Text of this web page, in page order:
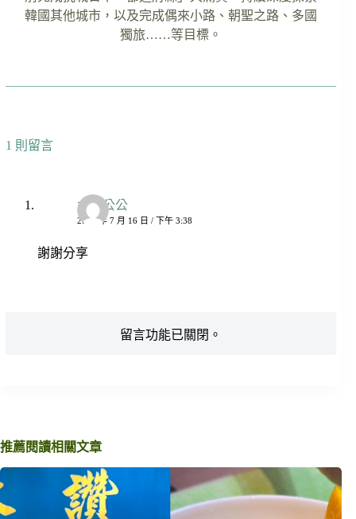
韓國其他城市，以及完成偶來小路、朝聖之路、多國
獨旅……等目標。
1 則留言
太陽公公
2022 年 7 月 16 日 / 下午 3:38
謝謝分享
留言功能已關閉。
推薦閱讀相關文章